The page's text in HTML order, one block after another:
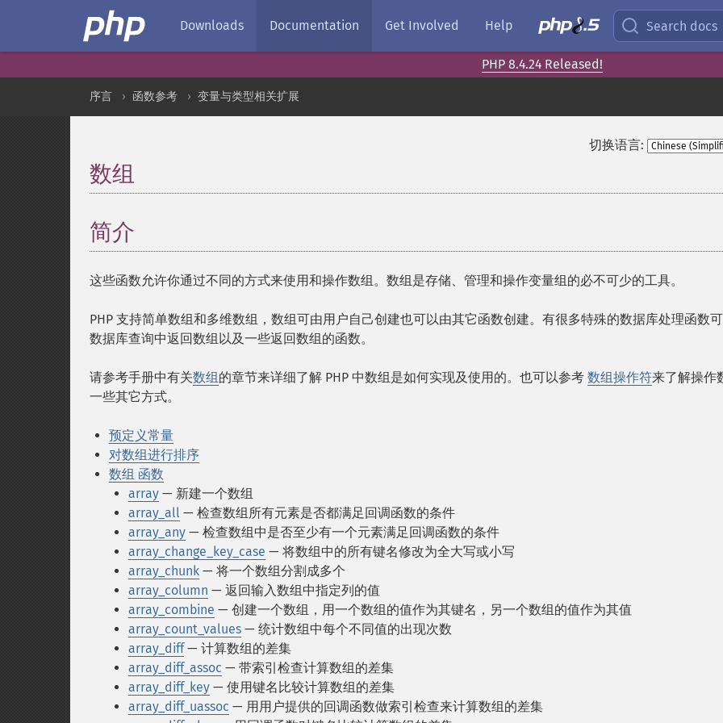
Downloads Documentation Get Involved Help Search docs
PHP 8.4.24 Released!
序言 函数参考 变量与类型相关扩展
切换语言:
数组
简介
这些函数允许你通过不同的方式来使用和操作数组。数组是存储、管理和操作变量组的必不可少的工具。
PHP 支持简单数组和多维数组，数组可由用户自己创建也可以由其它函数创建。有很多特殊的数据库处理函数
数据库查询中返回数组以及一些返回数组的函数。
请参考手册中有关数组的章节来详细了解 PHP 中数组是如何实现及使用的。也可以参考 数组操作符来了解操作
一些其它方式。
预定义常量
对数组进行排序
数组 函数
array — 新建一个数组
array_all — 检查数组所有元素是否都满足回调函数的条件
array_any — 检查数组中是否至少有一个元素满足回调函数的条件
array_change_key_case — 将数组中的所有键名修改为全大写或小写
array_chunk — 将一个数组分割成多个
array_column — 返回输入数组中指定列的值
array_combine — 创建一个数组，用一个数组的值作为其键名，另一个数组的值作为其值
array_count_values — 统计数组中每个不同值的出现次数
array_diff— 计算数组的差集
array_diff_assoc — 带索引检查计算数组的差集
array_diff_key — 使用键名比较计算数组的差集
array_diff_uassoc — 用用户提供的回调函数做索引检查来计算数组的差集